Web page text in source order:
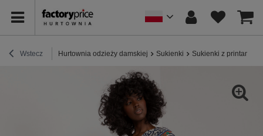
Wstecz Hurtownia odzieży damskiej Sukienki Sukienki z printami